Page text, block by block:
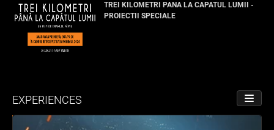
TREI KILOMETRI PANA LA CAPATUL LUMII -
PROIECTII SPECIALE
EXPERIENCES